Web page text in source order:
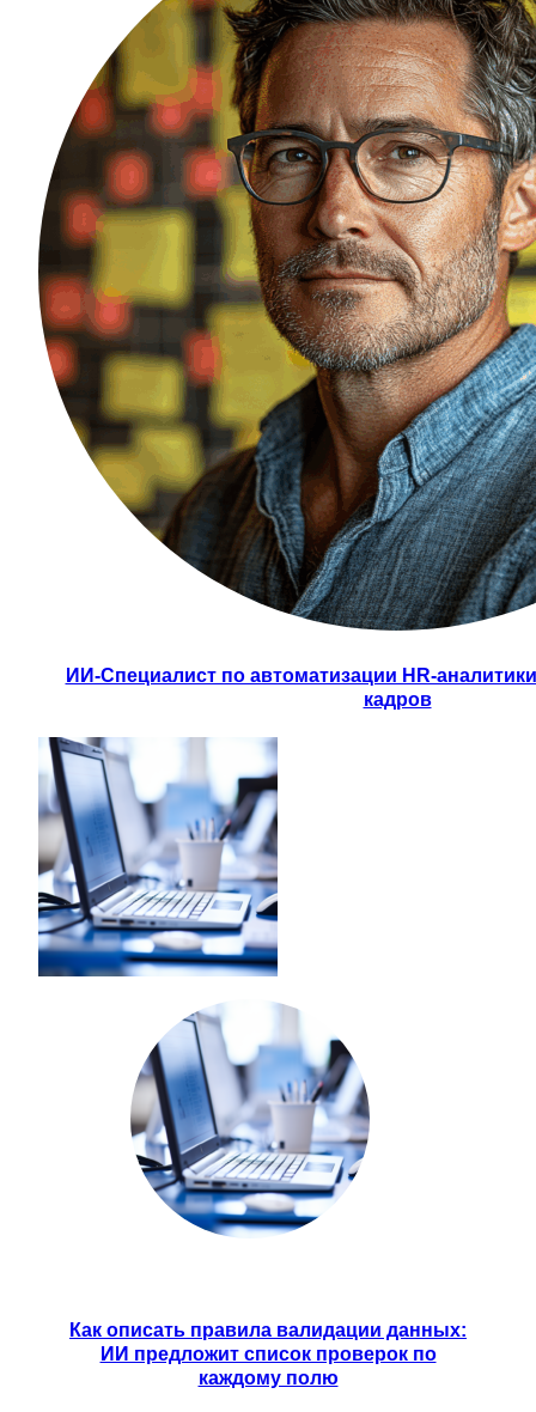
ИИ-Специалист по автоматизации HR-
кадров
Как описать правила валидации данных:
ИИ предложит список проверок по
каждому полю